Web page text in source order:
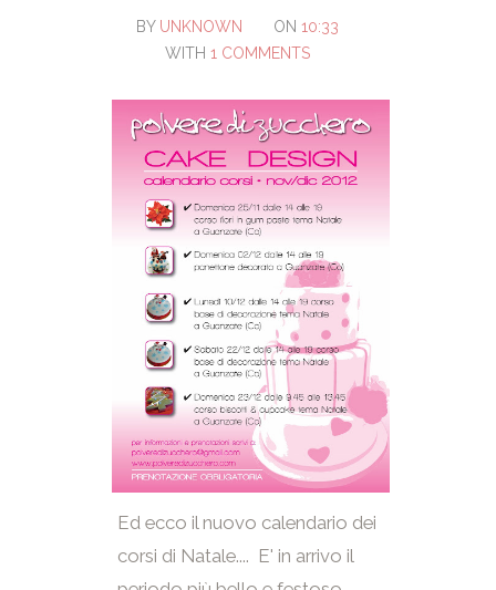
BY UNKNOWN ON 10:33
WITH 1 COMMENTS
Ed ecco il nuovo calendario dei
corsi di Natale.... E' in arrivo il